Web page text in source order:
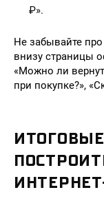
₽».
Не забывайте
внизу страницы
«Можно ли
при покупке?»,